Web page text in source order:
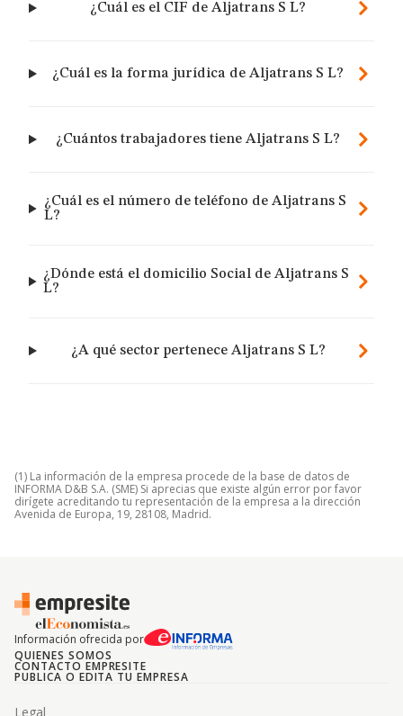
¿Cuál es el CIF de Aljatrans S L?
¿Cuál es la forma jurídica de Aljatrans S L?
¿Cuántos trabajadores tiene Aljatrans S L?
¿Cuál es el número de teléfono de Aljatrans S
L?
¿Dónde está el domicilio Social de Aljatrans S
L?
¿A qué sector pertenece Aljatrans S L?
(1) La información de la empresa procede de la base de datos de
INFORMA D&B S.A. (SME) Si aprecias que existe algún error por favor
dirígete acreditando tu representación de la empresa a la dirección
Avenida de Europa, 19, 28108, Madrid.
Información ofrecida por
QUIENES SOMOS
CONTACTO EMPRESITE
PUBLICA O EDITA TU EMPRESA
Legal